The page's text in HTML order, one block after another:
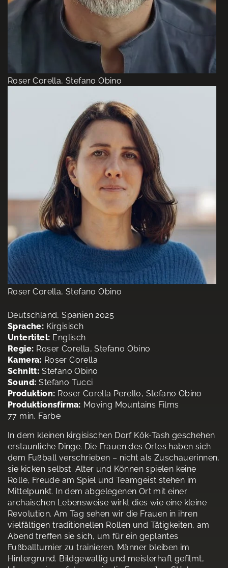
Roser Corella, Stefano Obino
Roser Corella, Stefano Obino
Deutschland, Spanien 2025
Sprache: Kirgisisch
Untertitel: Englisch
Regie: Roser Corella, Stefano Obino
Kamera: Roser Corella
Schnitt: Stefano Obino
Sound: Stefano Tucci
Produktion: Roser Corella Perello, Stefano Obino
Produktionsfirma: Moving Mountains Films
77 min, Farbe
In dem kleinen kirgisischen Dorf Kök-Tash geschehen
erstaunliche Dinge. Die Frauen des Ortes haben sich
dem Fußball verschrieben – nicht als Zuschauerinnen,
sie kicken selbst. Alter und Können spielen keine
Rolle, Freude am Spiel und Teamgeist stehen im
Mittelpunkt. In dem abgelegenen Ort mit einer
archaischen Lebensweise wirkt dies wie eine kleine
Revolution. Am Tag sehen wir die Frauen in ihren
vielfältigen traditionellen Rollen und Tätigkeiten, am
Abend treffen sie sich, um für ein geplantes
Fußballturnier zu trainieren. Männer bleiben im
Hintergrund. Bildgewaltig und meisterhaft gefilmt,